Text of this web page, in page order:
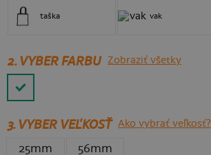
taška vak
2. VYBER FARBU Zobraziť všetky
3.VYBER VEĽKOSŤ Ako vybrať veľkosť?
25mm 56mm